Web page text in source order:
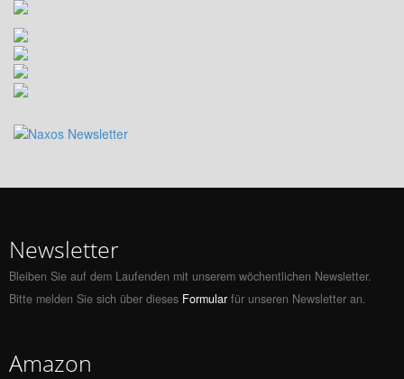
Newsletter
Bleiben Sie auf dem Laufenden mit unserem wöchentlichen Newsletter.
Bitte melden Sie sich über dieses Formular für unseren Newsletter an.
Amazon